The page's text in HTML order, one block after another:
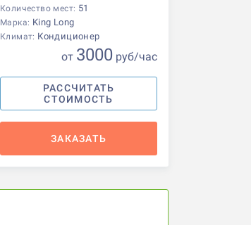
Количество мест: 51
Марка: King Long
Климат: Кондиционер
от 3000 руб/час
РАССЧИТАТЬ
СТОИМОСТЬ
ЗАКАЗАТЬ